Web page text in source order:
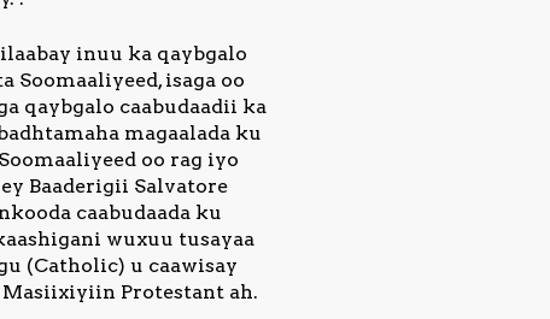
inuu ka qaybgalo
isaga oo
qaybgalo caabudaadii ka
magaalada ku
oo rag iyo
Baaderigii Salvatore
caabudaada ku
wuxuu tusayaa
(Catholic) u caawisay
Masiixiyiin Protestant ah.